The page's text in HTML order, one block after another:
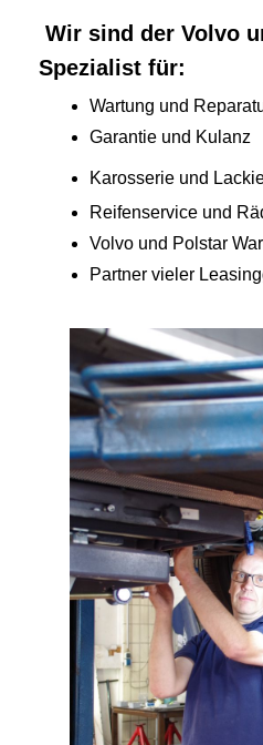
Wir sind der Volvo
Spezialist für:
Wartung und
Garantie und Kulanz
Karosserie und
Reifenservice und
Volvo und Polstar
Partner vieler